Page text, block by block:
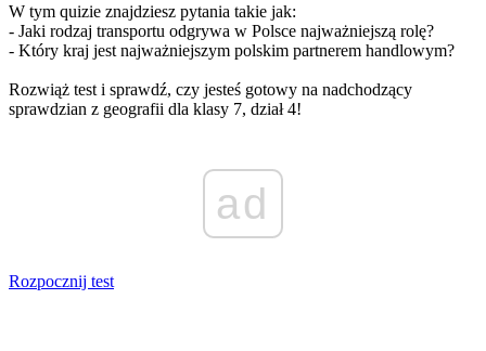
W tym quizie znajdziesz pytania takie jak:
- Jaki rodzaj transportu odgrywa w Polsce najważniejszą rolę?
- Który kraj jest najważniejszym polskim partnerem handlowym?
Rozwiąż test i sprawdź, czy jesteś gotowy na nadchodzący
sprawdzian z geografii dla klasy 7, dział 4!
ad
Rozpocznij test